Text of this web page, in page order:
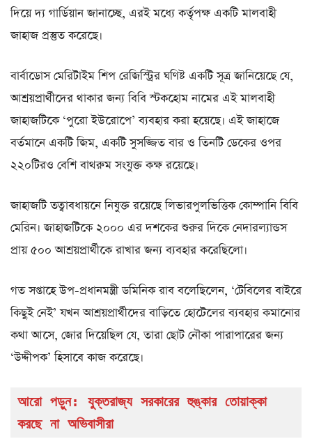
দিয়ে দ্য গার্ডিয়ান জানাচ্ছে, এরই মধ্যে কর্তৃপক্ষ একটি মালবাহী
জাহাজ প্রস্তুত করেছে।
বার্বাডোস মেরিটাইম শিপ রেজিস্ট্রির ঘণিষ্ট একটি সূত্র জানিয়েছে যে,
আশ্রয়প্রার্থীদের থাকার জন্য বিবি স্টকহোম নামের এই মালবাহী
জাহাজটিকে ‘পুরো ইউরোপে’ ব্যবহার করা হয়েছে। এই জাহাজে
বর্তমানে একটি জিম, একটি সুসজ্জিত বার ও তিনটি ডেকের ওপর
২২০টিরও বেশি বাথরুম সংযুক্ত কক্ষ রয়েছে।
জাহাজটি তত্বাবধায়নে নিযুক্ত রয়েছে লিভারপুলভিত্তিক কোম্পানি বিবি
মেরিন। জাহাজটিকে ২০০০ এর দশকের শুরুর দিকে নেদারল্যান্ডস
প্রায় ৫০০ আশ্রয়প্রার্থীকে রাখার জন্য ব্যবহার করেছিলো।
গত সপ্তাহে উপ-প্রধানমন্ত্রী ডমিনিক রাব বলেছিলেন, ‘টেবিলের বাইরে
কিছুই নেই’ যখন আশ্রয়প্রার্থীদের বাড়িতে হোটেলের ব্যবহার কমানোর
কথা আসে, জোর দিয়েছিল যে, তারা ছোট নৌকা পারাপারের জন্য
‘উদ্দীপক’ হিসাবে কাজ করেছে।
আরো পড়ুন: যুক্তরাজ্য সরকারের হুঙ্কার তোয়াক্কা
করছে না অভিবাসীরা